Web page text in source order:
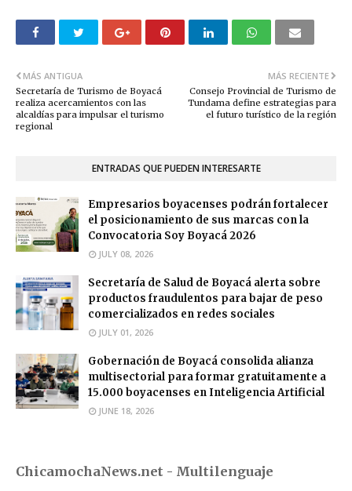
MÁS RECIENTE
Consejo Provincial de Turismo de
Tundama define estrategias para
el futuro turístico de la región
MÁS ANTIGUA
Secretaría de Turismo de Boyacá
realiza acercamientos con las
alcaldías para impulsar el turismo
regional
ENTRADAS QUE PUEDEN INTERESARTE
Empresarios boyacenses podrán fortalecer
el posicionamiento de sus marcas con la
Convocatoria Soy Boyacá 2026
JULY 08, 2026
Secretaría de Salud de Boyacá alerta sobre
productos fraudulentos para bajar de peso
comercializados en redes sociales
JULY 01, 2026
Gobernación de Boyacá consolida alianza
multisectorial para formar gratuitamente a
15.000 boyacenses en Inteligencia Artificial
JUNE 18, 2026
ChicamochaNews.net - Multilenguaje